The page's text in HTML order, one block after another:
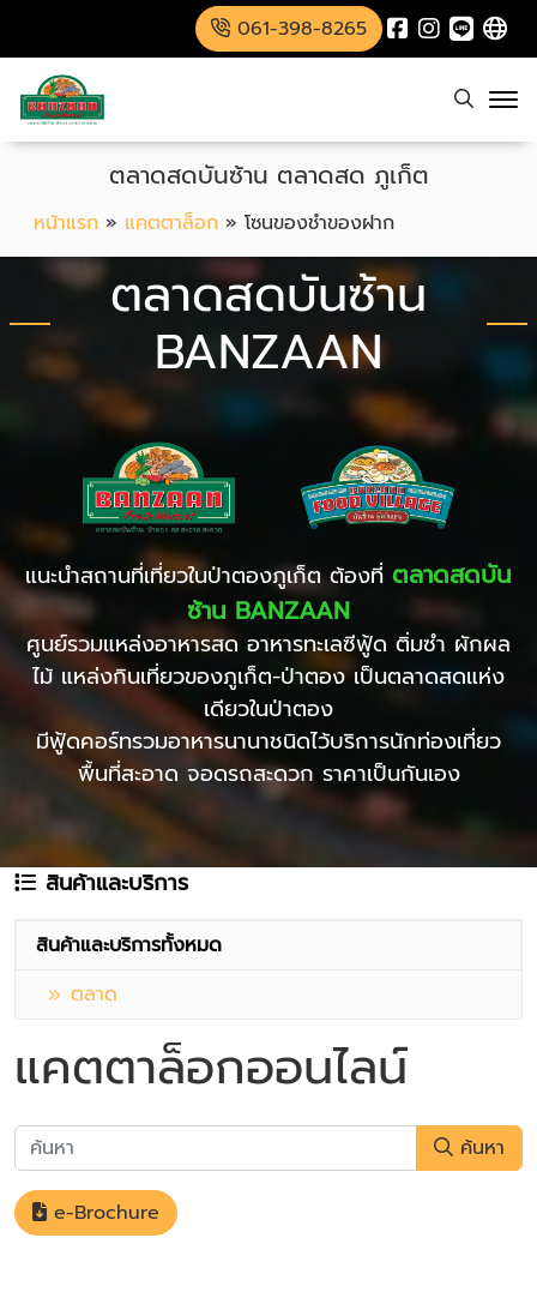
061-398-8265
หน้าแรก » แคตตาล็อก » โซนของชำของฝาก
ตลาดสดบันซ้าน ตลาดสด ภูเก็ต
ตลาดสดบันซ้าน
BANZAAN
แนะนำสถานที่เที่ยวในป่าตองภูเก็ต ต้องที่ ตลาดสดบัน
ซ้าน BANZAAN
ศูนย์รวมแหล่งอาหารสด อาหารทะเลซีฟู้ด ติ่มซำ ผักผล
ไม้ แหล่งกินเที่ยวของภูเก็ต-ป่าตอง เป็นตลาดสดแห่ง
เดียวในป่าตอง
มีฟู้ดคอร์ทรวมอาหารนานาชนิดไว้บริการนักท่องเที่ยว
พื้นที่สะอาด จอดรถสะดวก ราคาเป็นกันเอง
สินค้าและบริการ
สินค้าและบริการทั้งหมด
ตลาด
แคตตาล็อกออนไลน์
ค้นหา
e-Brochure